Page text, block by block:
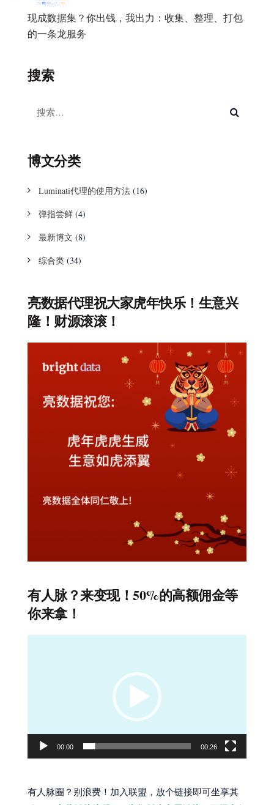
现成数据集？你出钱，我出力：收集、整理、打包
的一条龙服务
搜索
博文分类
Luminati代理的使用方法 (16)
弹指尝鲜 (4)
最新博文 (8)
综合类 (34)
亮数据代理祝大家虎年快乐！生意兴
隆！财源滚滚！
有人脉？来变现！50%的高额佣金等
你来拿！
00:00 00:26
有人脉圈？别浪费！加入联盟，放个链接即可坐享其